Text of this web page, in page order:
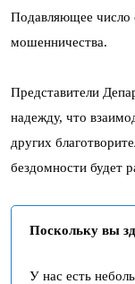
Подавляющее число
мошенничества.
Представители
надежду, что
других
бездомности будет
Поскольку вы
У нас есть